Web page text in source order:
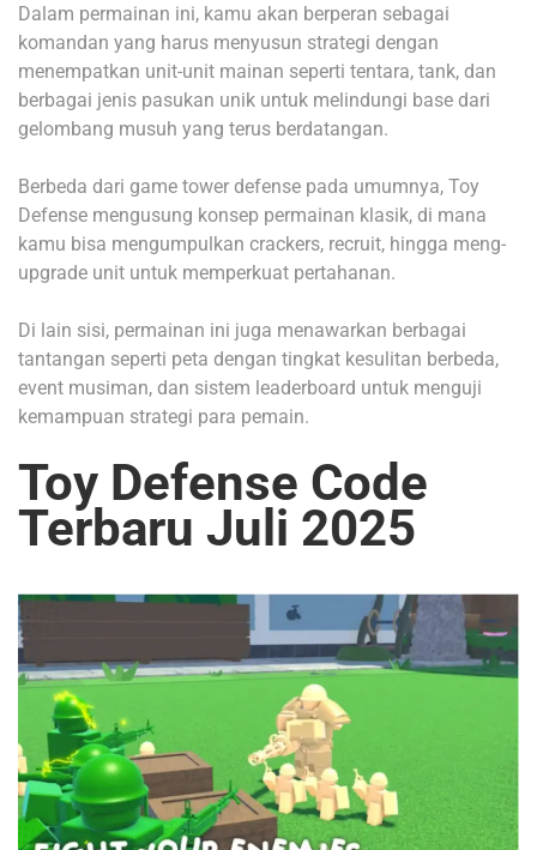
Dalam permainan ini, kamu akan berperan sebagai
komandan yang harus menyusun strategi dengan
menempatkan unit-unit mainan seperti tentara, tank, dan
berbagai jenis pasukan unik untuk melindungi base dari
gelombang musuh yang terus berdatangan.
Berbeda dari game tower defense pada umumnya, Toy
Defense mengusung konsep permainan klasik, di mana
kamu bisa mengumpulkan crackers, recruit, hingga meng-
upgrade unit untuk memperkuat pertahanan.
Di lain sisi, permainan ini juga menawarkan berbagai
tantangan seperti peta dengan tingkat kesulitan berbeda,
event musiman, dan sistem leaderboard untuk menguji
kemampuan strategi para pemain.
Toy Defense Code
Terbaru Juli 2025